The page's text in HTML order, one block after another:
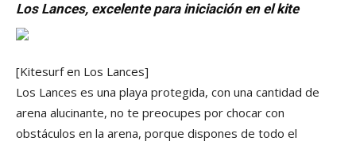
Los Lances, excelente para iniciación en el kite
[Kitesurf en Los Lances]
Los Lances es una playa protegida, con una cantidad de
arena alucinante, no te preocupes por chocar con
obstáculos en la arena, porque dispones de todo el